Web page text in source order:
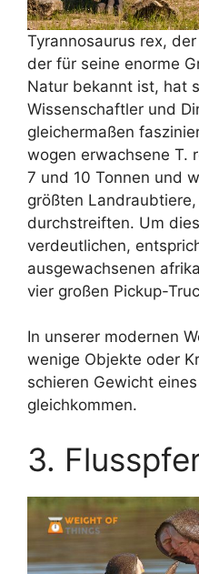
Tyrannosaurus rex,
der für seine enorme
Natur bekannt ist, hat
Wissenschaftler und
gleichermaßen
wogen erwachsene T.
7 und 10 Tonnen und
größten
durchstreiften. Um
verdeutlichen,
ausgewachsenen
vier großen Pickup-
In unserer modernen
wenige Objekte oder
schieren Gewicht eines
gleichkommen.
3.